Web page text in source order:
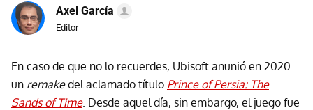
Axel García
Editor
En caso de que no lo recuerdes, Ubisoft anunió en 2020
un remakedel aclamado título Prince of Persia: The
Sands of Time. Desde aquel día, sin embargo, el juego fue